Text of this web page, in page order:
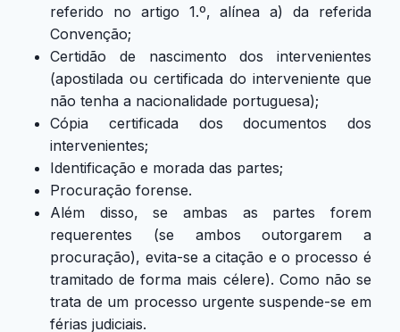
referido no artigo 1.º, alínea a) da referida
Convenção;
Certidão de nascimento dos intervenientes
(apostilada ou certificada do interveniente que
não tenha a nacionalidade portuguesa);
Cópia certificada dos documentos dos
intervenientes;
Identificação e morada das partes;
Procuração forense.
Além disso, se ambas as partes forem
requerentes (se ambos outorgarem a
procuração), evita-se a citação e o processo é
tramitado de forma mais célere). Como não se
trata de um processo urgente suspende-se em
férias judiciais.